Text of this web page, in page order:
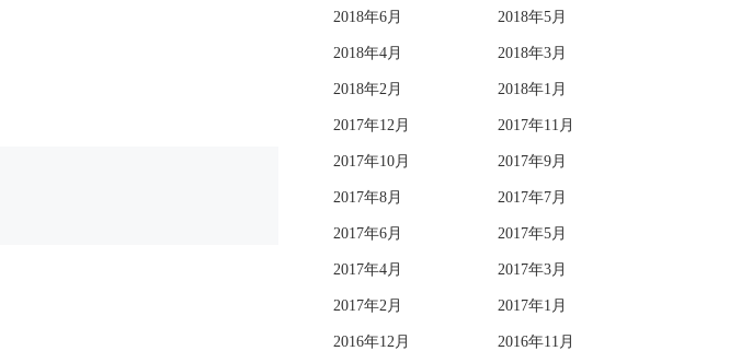
2018年6月 2018年5月
2018年4月 2018年3月
2018年2月 2018年1月
2017年12月 2017年11月
2017年10月 2017年9月
2017年8月 2017年7月
2017年6月 2017年5月
2017年4月 2017年3月
2017年2月 2017年1月
2016年12月 2016年11月